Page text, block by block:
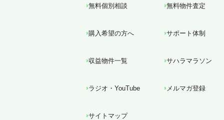
無料個別相談 無料物件査定
購入希望の方へ サポート体制
収益物件一覧 サハラマラソン
ラジオ・YouTube メルマガ登録
サイトマップ